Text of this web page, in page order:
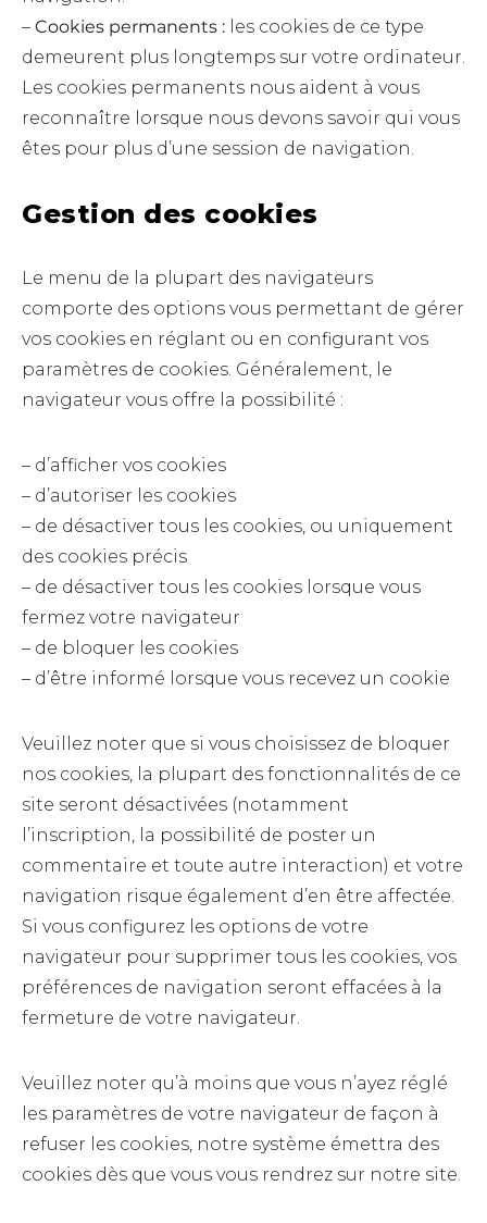
– Cookies permanents : les cookies de ce type
demeurent plus longtemps sur votre ordinateur.
Les cookies permanents nous aident à vous
reconnaître lorsque nous devons savoir qui vous
êtes pour plus d’une session de navigation.
Gestion des cookies
Le menu de la plupart des navigateurs
comporte des options vous permettant de gérer
vos cookies en réglant ou en configurant vos
paramètres de cookies. Généralement, le
navigateur vous offre la possibilité :
– d’afficher vos cookies
– d’autoriser les cookies
– de désactiver tous les cookies, ou uniquement
des cookies précis
– de désactiver tous les cookies lorsque vous
fermez votre navigateur
– de bloquer les cookies
– d’être informé lorsque vous recevez un cookie
Veuillez noter que si vous choisissez de bloquer
nos cookies, la plupart des fonctionnalités de ce
site seront désactivées (notamment
l’inscription, la possibilité de poster un
commentaire et toute autre interaction) et votre
navigation risque également d’en être affectée.
Si vous configurez les options de votre
navigateur pour supprimer tous les cookies, vos
préférences de navigation seront effacées à la
fermeture de votre navigateur.
Veuillez noter qu’à moins que vous n’ayez réglé
les paramètres de votre navigateur de façon à
refuser les cookies, notre système émettra des
cookies dès que vous vous rendrez sur notre site.